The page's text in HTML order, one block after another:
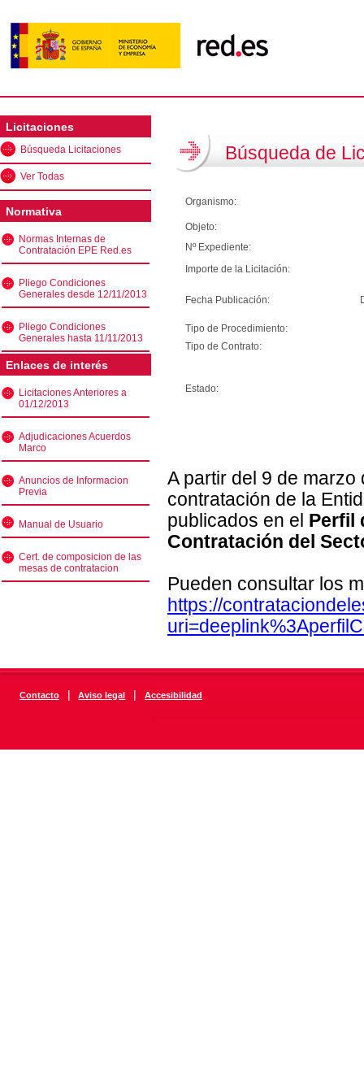
Licitaciones
Búsqueda Licitaciones
Ver Todas
Normativa
Normas Internas de
Contratación EPE Red.es
Pliego Condiciones
Generales desde 12/11/2013
Pliego Condiciones
Generales hasta 11/11/2013
Enlaces de interés
Licitaciones Anteriores a
01/12/2013
Adjudicaciones Acuerdos
Marco
Anuncios de Informacion
Previa
Manual de Usuario
Cert. de composicion de las
mesas de contratacion
Búsqueda de
Organismo:
Objeto:
Nº Expediente:
Importe de la Licitación:
Fecha Publicación:
Tipo de Procedimiento:
Tipo de Contrato:
Estado:
A partir del 9 de
contratación de la
publicados en el Perfil
Contratación del
Pueden consultar los
https://
Contacto | Aviso legal | Accesibilidad